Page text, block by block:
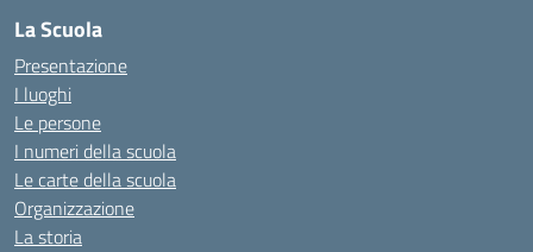
La Scuola
Presentazione
I luoghi
Le persone
I numeri della scuola
Le carte della scuola
Organizzazione
La storia